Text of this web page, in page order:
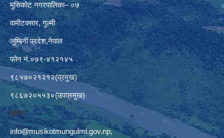
मुसिकोट नगरपालिका– ०७
वामीटक्सार, गुल्मी
लुम्बिनी प्रदेश,नेपाल
फोन नं.०७९-४१२१४५
९८५७०२१२१२(प्रमुख)
९८६७२०५५३०(उपप्रमुख)
इमेलः–
info@musikotmungulmi.gov.np,